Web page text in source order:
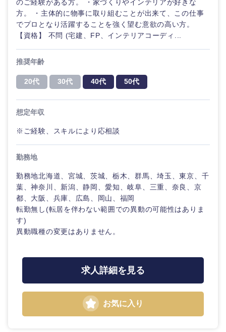
のご経験がある方。 ・家づくりやインテリアが好きな
方。 ・主体的に物事に取り組むことが出来て、この仕事
でプロとなり活躍することを強く望む意欲の高い方。
【資格】 不問 (宅建、FP、インテリアコーディ...
推奨年齢
20代 30代 40代 50代
想定年収
※ご経験、スキルにより応相談
勤務地
勤務地北海道、宮城、茨城、栃木、群馬、埼玉、東京、千
葉、神奈川、新潟、静岡、愛知、岐阜、三重、奈良、京
都、大阪、兵庫、広島、岡山、福岡
転勤無し(転居を伴わない範囲での異動の可能性はありま
す)
異動職種の変更はありません。
求人詳細を見る
お気に入り